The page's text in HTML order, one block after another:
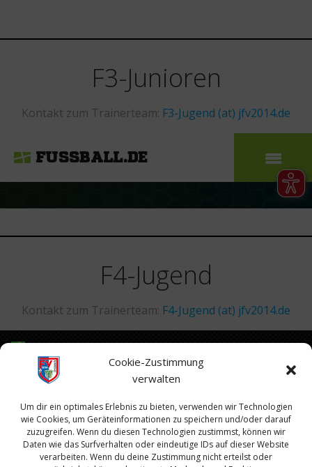
Cookie-Zustimmung
verwalten
Um dir ein optimales Erlebnis zu bieten, verwenden wir Technologien
wie Cookies, um Geräteinformationen zu speichern und/oder darauf
zuzugreifen. Wenn du diesen Technologien zustimmst, können wir
Daten wie das Surfverhalten oder eindeutige IDs auf dieser Website
verarbeiten. Wenn du deine Zustimmung nicht erteilst oder
F3-Junioren
Kontakt zum Trainerteam: F3-Jugend (at) jfv2014.de
F4-Jugend
Kontakt zum Trainerteam: F4-Jugend (at) jfv2014.de